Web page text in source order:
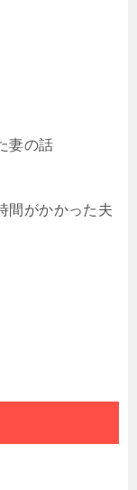
妻の話
間がかかった夫